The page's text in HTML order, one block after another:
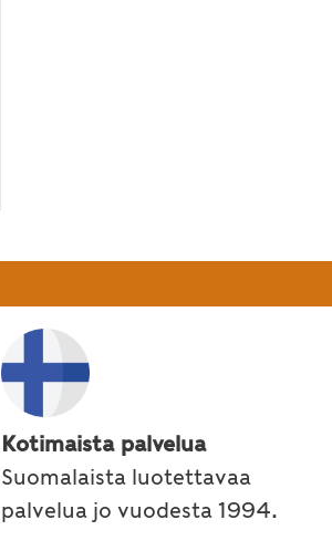
Kotimaista palvelua
Suomalaista luotettavaa
palvelua jo vuodesta 1994.